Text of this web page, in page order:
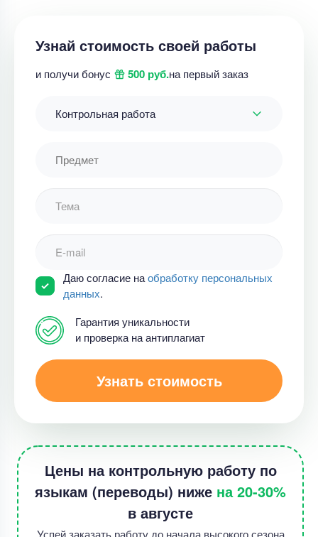
Узнай стоимость своей работы
и получи бонус 500 руб.на первый заказ
Контрольная работа
Даю согласие наобработку персональных
данных.
Гарантия уникальности
и проверка на антиплагиат
Узнать стоимость
Цены на контрольную работу по
языкам (переводы) ниже на 20-30%
в августе
Успей заказать работу до начала высокого сезона